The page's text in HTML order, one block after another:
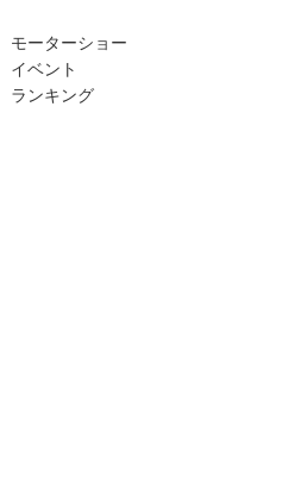
モーターショー
イベント
ランキング